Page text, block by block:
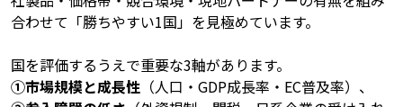
合わせて「勝ちやすい1国」を見極めています。
国を評価するうえで重要な3軸があります。
①市場規模と成長性 （人口・GDP成長率・EC普及率）、